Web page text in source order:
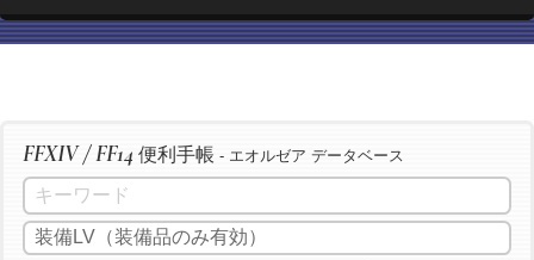
FFXIV / FF14 便利手帳 - エオルゼア データベース